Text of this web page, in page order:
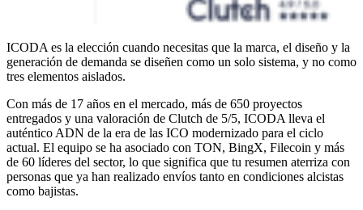
ICODA es la elección cuando necesitas que la marca, el diseño y la
generación de demanda se diseñen como un solo sistema, y no como
tres elementos aislados.
Con más de 17 años en el mercado, más de 650 proyectos
entregados y una valoración de Clutch de 5/5, ICODA lleva el
auténtico ADN de la era de las ICO modernizado para el ciclo
actual. El equipo se ha asociado con TON, BingX, Filecoin y más
de 60 líderes del sector, lo que significa que tu resumen aterriza con
personas que ya han realizado envíos tanto en condiciones alcistas
como bajistas.